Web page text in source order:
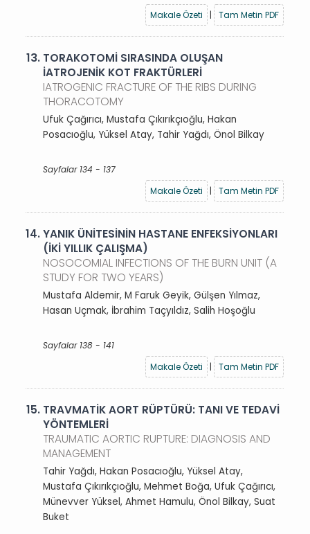
Makale Özeti
| Tam Metin PDF
13. TORAKOTOMİ SIRASINDA OLUŞAN
İATROJENİK KOT FRAKTÜRLERİ
IATROGENIC FRACTURE OF THE RIBS DURING
THORACOTOMY
Ufuk Çağırıcı, Mustafa Çıkırıkçıoğlu, Hakan
Posacıoğlu, Yüksel Atay, Tahir Yağdı, Önol Bilkay
Sayfalar 134 - 137
Makale Özeti
| Tam Metin PDF
14.YANIK ÜNİTESİNİN HASTANE ENFEKSİYONLARI
(İKİ YILLIK ÇALIŞMA)
NOSOCOMIAL INFECTIONS OF THE BURN UNIT (A
STUDY FOR TWO YEARS)
Mustafa Aldemir, M Faruk Geyik, Gülşen Yılmaz,
Hasan Uçmak, İbrahim Taçyıldız, Salih Hoşoğlu
Sayfalar 138 - 141
Makale Özeti
| Tam Metin PDF
15. TRAVMATİK AORT RÜPTÜRÜ: TANI VE TEDAVİ
YÖNTEMLERİ
TRAUMATIC AORTIC RUPTURE: DIAGNOSIS AND
MANAGEMENT
Tahir Yağdı, Hakan Posacıoğlu, Yüksel Atay,
Mustafa Çıkırıkçıoğlu, Mehmet Boğa, Ufuk Çağırıcı,
Münevver Yüksel, Ahmet Hamulu, Önol Bilkay, Suat
Buket